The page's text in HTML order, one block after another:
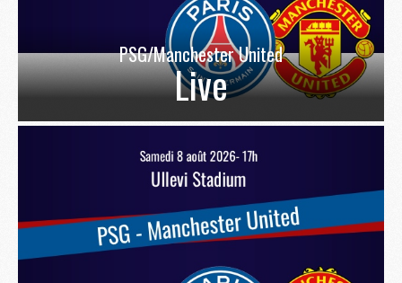
PSG/Manchester United
Live